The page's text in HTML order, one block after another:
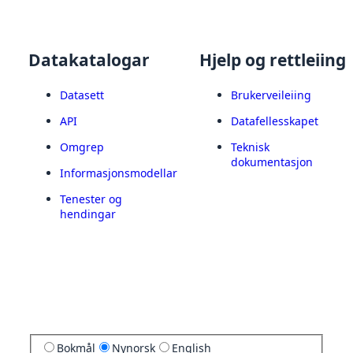
Datakatalogar
Datasett
API
Omgrep
Informasjonsmodellar
Tenester og
hendingar
Hjelp og rettleiing
Brukerveileiing
Datafellesskapet
Teknisk
dokumentasjon
Bokmål Nynorsk English